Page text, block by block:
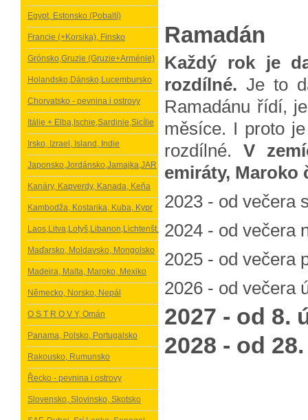
Egypt, Estonsko (Pobaltí)
Francie (+Korsika), Finsko
Grónsko,Gruzie (Gruzie+Arménie)
Holandsko,Dánsko,Lucembursko
Chorvatsko - pevnina i ostrovy
Itálie + Elba,Ischie,Sardinie,Sicílie
Irsko, Izrael, Island, Indie
Japonsko,Jordánsko,Jamajka,JAR
Kanáry, Kapverdy, Kanada, Keňa
Kambodža, Kostarika, Kuba, Kypr
Laos,Litva,Lotyš,Libanon,Lichtenšt.
Maďarsko, Moldavsko, Mongolsko
Madeira, Malta, Maroko, Mexiko
Německo, Norsko, Nepál
O S T R O V Y, Omán
Panama, Polsko, Portugalsko
Rakousko, Rumunsko
Řecko - pevnina i ostrovy
Slovensko, Slovinsko, Skotsko
Ramadán
Každý rok je
rozdílné. Je to
Ramadánu řídí,
měsíce. I proto
rozdílné. V
emiráty, Maroko
2023 - od večera
2024 - od večera
2025 - od večera
2026 - od večera
2027 - od 8.
2028 - od